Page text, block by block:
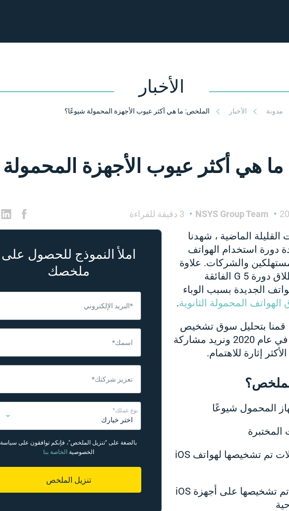
الأخبار
مدونة الأخبار الملخص: ما هي أكثر عيوب الأجهزة المحمولة شيوعًا؟
هي أكثر عيوب الأجهزة المحمولة
الماضية ، شهدنا
دورة استخدام الهواتف
والشركات. علاوة
على ذلك ، فإن إطلاق دورة 5 G الفائقة
الجديدة بسبب الوباء
المحمولة الثانوية.
قمنا بتحليل سوق تشخيص
الأجهزة المحمولة في عام 2020 ونريد مشاركة
إثارة للاهتمام.
المحمول شيوعًا
المختبرة
أفضل 10 موديلات تم تشخيصها لهواتف iOS
أفضل 5 نماذج تم تشخيصها على أجهزة iOS
املأ النموذج للحصول على
ملخصك
*البريد الإلكتروني
اسمك*
تعزيز شركتك*
نوع عملك*
بالضغة على "تنزيل الملخص"، فإنكم توافقون على سياسة
الخصوصية الخاصة بنا
تنزيل الملخص